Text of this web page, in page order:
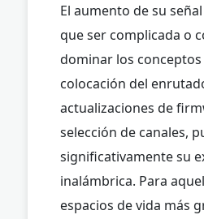
El aumento de su
que ser complicada o
dominar los
colocación del
actualizaciones de
selección de canales,
significativamente su
inalámbrica. Para
espacios de vida más